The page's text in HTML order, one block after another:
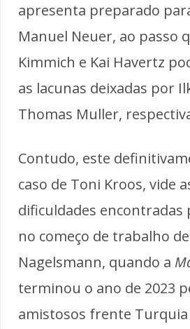
apresenta preparado
Manuel Neuer, ao passo
Kimmich e Kai Havertz
as lacunas deixadas por
Thomas Muller,
Contudo, este
caso de Toni Kroos, vide
dificuldades encontradas
no começo de trabalho
Nagelsmann, quando a
terminou o ano de 2023
amistosos frente Turquia